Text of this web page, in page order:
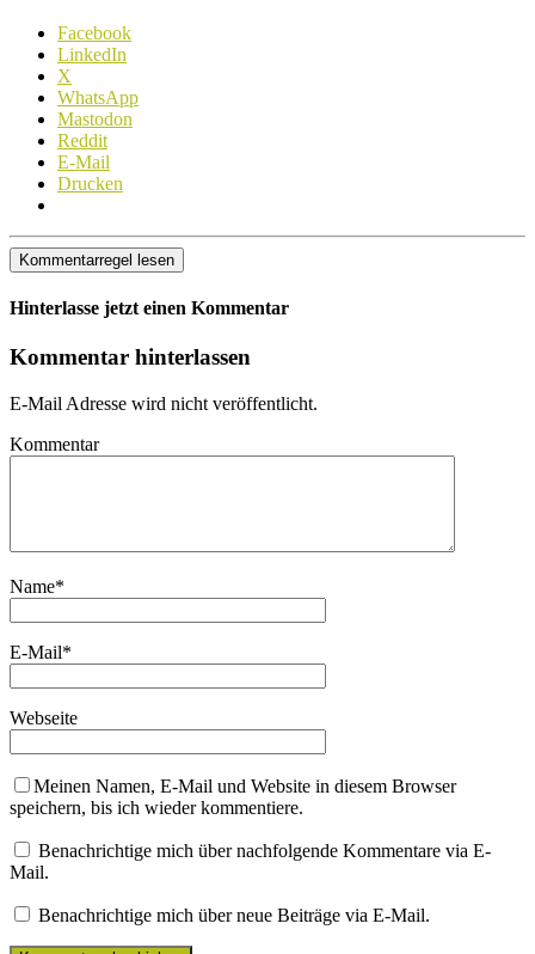
Facebook
LinkedIn
X
WhatsApp
Mastodon
Reddit
E-Mail
Drucken
Kommentarregel lesen
Hinterlasse jetzt einen Kommentar
Kommentar hinterlassen
E-Mail Adresse wird nicht veröffentlicht.
Kommentar
Name*
E-Mail*
Webseite
Meinen Namen, E-Mail und Website in diesem Browser
speichern, bis ich wieder kommentiere.
Benachrichtige mich über nachfolgende Kommentare via E-
Mail.
Benachrichtige mich über neue Beiträge via E-Mail.